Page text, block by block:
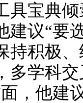
具宝典
建议“要
持积极
多学科
，他建